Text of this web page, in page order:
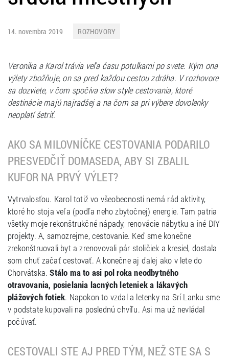
14. novembra 2019 ROZHOVORY
Veronika a Karol trávia veľa času potulkami po svete. Kým ona
výlety zbožňuje, on sa pred každou cestou zdráha. V rozhovore
sa dozviete, v čom spočíva slow style cestovania, ktoré
destinácie majú najradšej a na čom sa pri výbere dovolenky
neoplatí šetriť.
AKO SA MILOVNÍČKE CESTOVANIA PODARILO
PRESVEDČIŤ DOMASEDA, ABY SI ZBALIL
KUFOR NA PRVÝ VÝLET?
Vytrvalosťou. Karol totiž vo všeobecnosti nemá rád aktivity,
ktoré ho stoja veľa (podľa neho zbytočnej) energie. Tam patria
všetky moje rekonštrukčné nápady, renovácie nábytku a iné DIY
projekty. A, samozrejme, cestovanie. Keď sme konečne
zrekonštruovali byt a zrenovovali pár stoličiek a kresiel, dostala
som chuť začať cestovať. A konečne aj ďalej ako v lete do
Chorvátska.Stálo ma to asi pol roka neodbytného
otravovania, posielania lacných leteniek a lákavých
plážových fotiek. Napokon to vzdal a letenky na Srí Lanku sme
v podstate kupovali na poslednú chvíľu. Asi ma už nevládal
počúvať.
CESTOVALI STE AJ PRED TÝM, NEŽ STE SA S